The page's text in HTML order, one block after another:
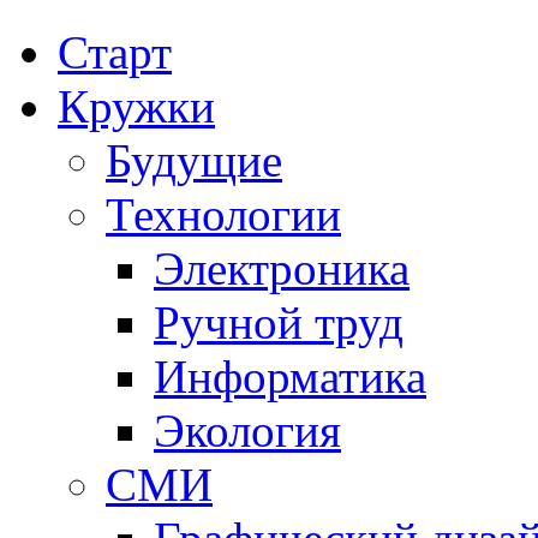
Старт
Кружки
Будущие
Технологии
Электроника
Ручной труд
Информатика
Экология
СМИ